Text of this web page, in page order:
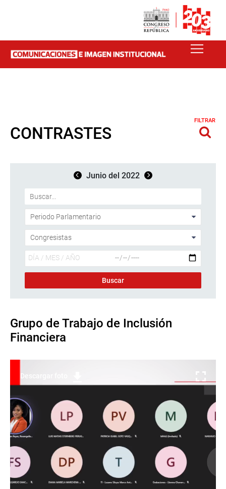
CONTRASTES
FILTRAR
Junio del 2022
Grupo de Trabajo de Inclusión
Financiera
Descargar foto